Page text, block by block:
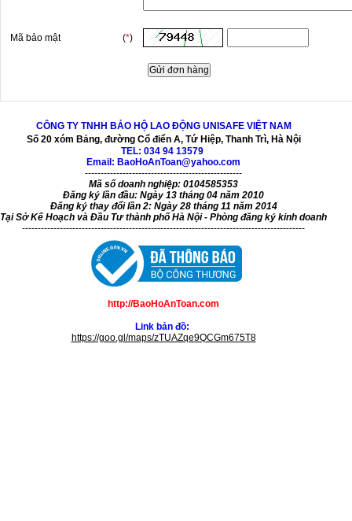
Mã bảo mật (*)
CÔNG TY TNHH BẢO HỘ LAO ĐỘNG UNISAFE VIỆT NAM
Số 20 xóm Bảng, đường Cổ điển A, Tứ Hiệp, Thanh Trì, Hà Nội
TEL: 034 94 13579
Email: BaoHoAnToan@yahoo.com
--------------------------------------------------
Mã số doanh nghiệp: 0104585353
Đăng ký lần đầu: Ngày 13 tháng 04 năm 2010
Đăng ký thay đổi lần 2: Ngày 28 tháng 11 năm 2014
Tại Sở Kế Hoạch và Đầu Tư thành phố Hà Nội - Phòng đăng ký kinh doanh
------------------------------------------------------------------------------------------
http://BaoHoAnToan.com
Link bản đồ:
https://goo.gl/maps/zTUAZqe9QCGm675T8